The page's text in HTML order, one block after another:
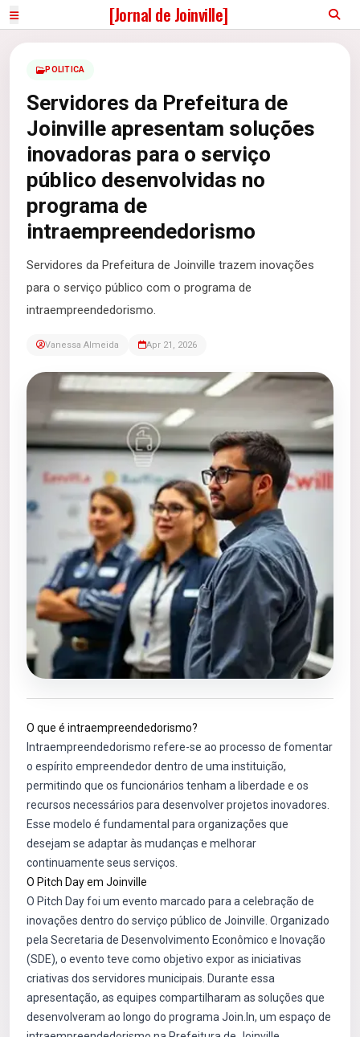
[Jornal de Joinville]
POLITICA
Servidores da Prefeitura de
Joinville apresentam soluções
inovadoras para o serviço
público desenvolvidas no
programa de
intraempreendedorismo
Servidores da Prefeitura de Joinville trazem inovações
para o serviço público com o programa de
intraempreendedorismo.
Vanessa Almeida Apr 21, 2026
O que é intraempreendedorismo?
Intraempreendedorismo refere-se ao processo de fomentar
o espírito empreendedor dentro de uma instituição,
permitindo que os funcionários tenham a liberdade e os
recursos necessários para desenvolver projetos inovadores.
Esse modelo é fundamental para organizações que
desejam se adaptar às mudanças e melhorar
continuamente seus serviços.
O Pitch Day em Joinville
O Pitch Day foi um evento marcado para a celebração de
inovações dentro do serviço público de Joinville. Organizado
pela Secretaria de Desenvolvimento Econômico e Inovação
(SDE), o evento teve como objetivo expor as iniciativas
criativas dos servidores municipais. Durante essa
apresentação, as equipes compartilharam as soluções que
desenvolveram ao longo do programa Join.In, um espaço de